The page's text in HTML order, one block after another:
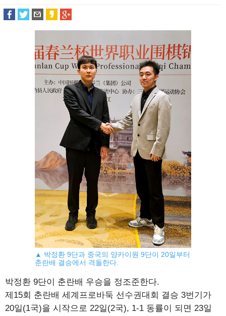
▲ 박정환 9단과 중국의 양카이원 9단이 20일부터
춘란배 결승에서 격돌한다.
박정환 9단이 춘란배 우승을 정조준한다.
제15회 춘란배 세계프로바둑 선수권대회 결승 3번기가
20일(1국)을 시작으로 22일(2국), 1-1 동률이 되면 23일